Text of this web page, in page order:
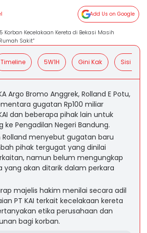
Add Us on Google
Korban Kecelakaan Kereta di Bekasi Masih
Sakit”
Timeline 5W1H Gini Kak Sisi
Argo Bromo Anggrek, Rolland E Potu,
gugatan Rp100 miliar
dan beberapa pihak lain untuk
ke Pengadilan Negeri Bandung.
Rolland menyebut gugatan baru
pihak tergugat yang dinilai
namun belum mengungkap
yang akan ditarik dalam perkara
majelis hakim menilai secara adil
PT KAI terkait kecelakaan kereta
etika perusahaan dan
bagi korban.